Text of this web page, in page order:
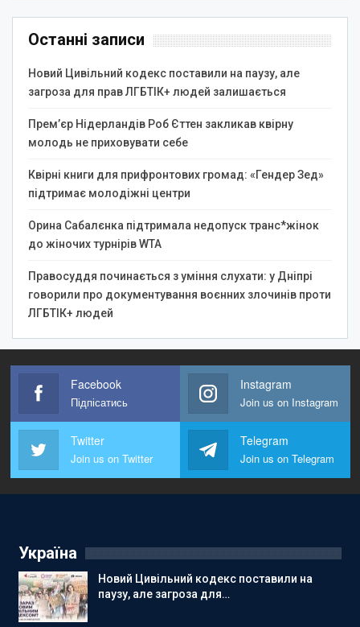
Останні записи
Новий Цивільний кодекс поставили на паузу, але
загроза для прав ЛГБТІК+ людей залишається
Прем’єр Нідерландів Роб Єттен закликав квірну
молодь не приховувати себе
Квірні книги для прифронтових громад: «Гендер Зед»
підтримає молодіжні центри
Орина Сабалєнка підтримала недопуск транс*жінок
до жіночих турнірів WTA
Правосуддя починається з уміння слухати: у Дніпрі
говорили про документування воєнних злочинів проти
ЛГБТІК+ людей
Facebook
Підпісатись
Instagram
Join us on Instagram
Twitter
Join us on Twitter
Telegram
Join us on Telegram
Україна
Новий Цивільний кодекс поставили на
паузу, але загроза для…